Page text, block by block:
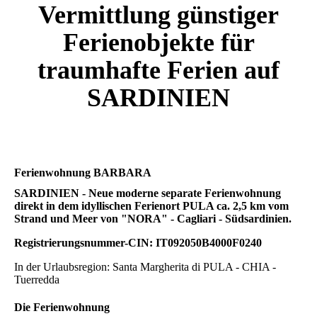
Vermittlung günstiger
Ferienobjekte für
traumhafte Ferien auf
SARDINIEN
Ferienwohnung BARBARA
SARDINIEN - Neue moderne separate Ferienwohnung
direkt in dem idyllischen Ferienort PULA ca. 2,5 km vom
Strand und Meer von "NORA" - Cagliari - Südsardinien.
Registrierungsnummer-CIN: IT092050B4000F0240
In der Urlaubsregion: Santa Margherita di PULA - CHIA -
Tuerredda
Die Ferienwohnung